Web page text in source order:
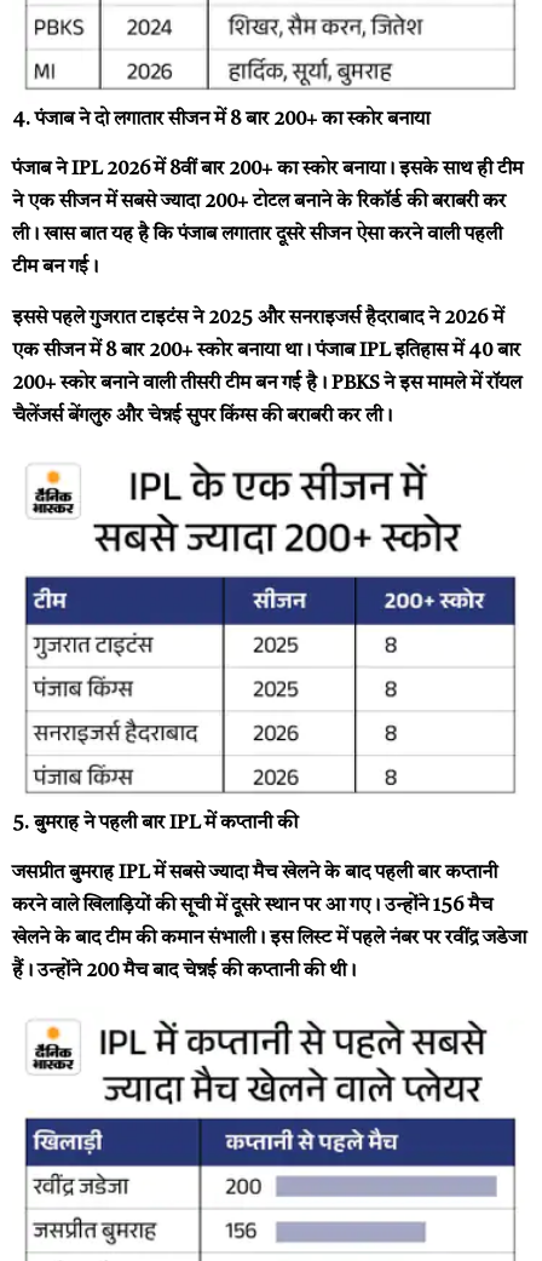
4. पंजाब ने दो लगातार सीजन में 8 बार 200+ का स्कोर बनाया
पंजाब ने IPL 2026 में 8वीं बार 200+ का स्कोर बनाया। इसके साथ ही टीम
ने एक सीजन में सबसे ज्यादा 200+ टोटल बनाने के रिकॉर्ड की बराबरी कर
ली। खास बात यह है कि पंजाब लगातार दूसरे सीजन ऐसा करने वाली पहली
टीम बन गई।
इससे पहले गुजरात टाइटंस ने 2025 और सनराइजर्स हैदराबाद ने 2026 में
एक सीजन में 8 बार 200+ स्कोर बनाया था। पंजाब IPL इतिहास में 40 बार
200+ स्कोर बनाने वाली तीसरी टीम बन गई है। PBKS ने इस मामले में रॉयल
चैलेंजर्स बेंगलुरु और चेन्नई सुपर किंग्स की बराबरी कर ली।
5. बुमराह ने पहली बार IPL में कप्तानी की
जसप्रीत बुमराह IPL में सबसे ज्यादा मैच खेलने के बाद पहली बार कप्तानी
करने वाले खिलाड़ियों की सूची में दूसरे स्थान पर आ गए। उन्होंने 156 मैच
खेलने के बाद टीम की कमान संभाली। इस लिस्ट में पहले नंबर पर रवींद्र जडेजा
हैं। उन्होंने 200 मैच बाद चेन्नई की कप्तानी की थी।